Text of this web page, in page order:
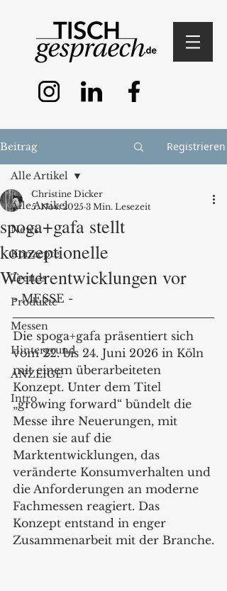
Beitrag Registrieren
Alle Artikel
News
Konzepte
Trends
Produkte
Messen
Hintergrund
ANZEIGE
Intro
Alle Artikel
spoga+gafa stellt
konzeptionelle
Weiterentwicklungen vor
Christine Dicker
5. Nov. 2025 3 Min. Lesezeit
- MESSE -
Die spoga+gafa präsentiert sich
vom 22. bis 24. Juni 2026 in Köln
mit einem überarbeiteten
Konzept. Unter dem Titel
„growing forward“ bündelt die
Messe ihre Neuerungen, mit
denen sie auf die
Marktentwicklungen, das
veränderte Konsumverhalten und
die Anforderungen an moderne
Fachmessen reagiert. Das
Konzept entstand in enger
Zusammenarbeit mit der Branche.